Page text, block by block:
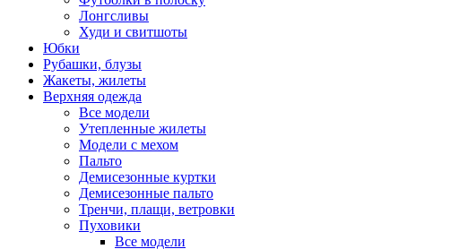
Лонгсливы
Худи и свитшоты
Юбки
Рубашки, блузы
Жакеты, жилеты
Верхняя одежда
Все модели
Утепленные жилеты
Модели с мехом
Пальто
Демисезонные куртки
Демисезонные пальто
Тренчи, плащи, ветровки
Пуховики
Все модели